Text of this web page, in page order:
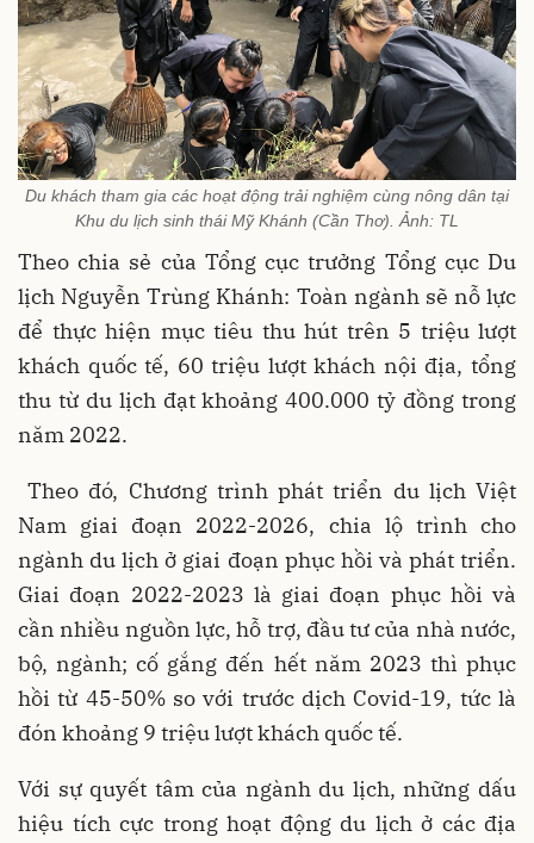
Du khách tham gia các hoạt động trải nghiệm cùng nông dân tại
Khu du lịch sinh thái Mỹ Khánh (Cần Thơ). Ảnh: TL
Theo chia sẻ của Tổng cục trưởng Tổng cục Du
lịch Nguyễn Trùng Khánh: Toàn ngành sẽ nỗ lực
để thực hiện mục tiêu thu hút trên 5 triệu lượt
khách quốc tế, 60 triệu lượt khách nội địa, tổng
thu từ du lịch đạt khoảng 400.000 tỷ đồng trong
năm 2022.
Theo đó, Chương trình phát triển du lịch Việt
Nam giai đoạn 2022-2026, chia lộ trình cho
ngành du lịch ở giai đoạn phục hồi và phát triển.
Giai đoạn 2022-2023 là giai đoạn phục hồi và
cần nhiều nguồn lực, hỗ trợ, đầu tư của nhà nước,
bộ, ngành; cố gắng đến hết năm 2023 thì phục
hồi từ 45-50% so với trước dịch Covid-19, tức là
đón khoảng 9 triệu lượt khách quốc tế.
Với sự quyết tâm của ngành du lịch, những dấu
hiệu tích cực trong hoạt động du lịch ở các địa